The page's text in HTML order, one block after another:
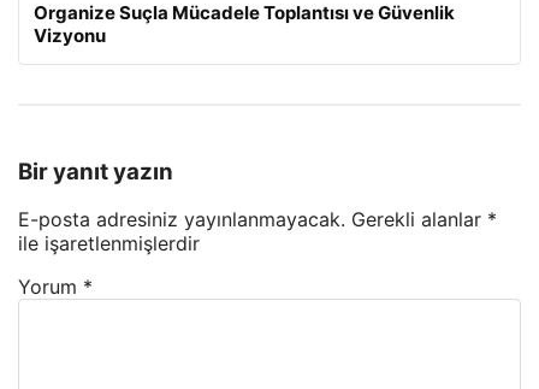
Organize Suçla Mücadele Toplantısı ve Güvenlik
Vizyonu
Bir yanıt yazın
E-posta adresiniz yayınlanmayacak. Gerekli alanlar *
ile işaretlenmişlerdir
Yorum *